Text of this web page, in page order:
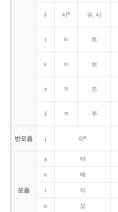
š 시* 슈, 시
t ㅌ 트
v ㅂ 브
z ㅈ 즈
ž ㅈ 주
반모음 j 이*
모음
a 아
e 에
i 이
o 오